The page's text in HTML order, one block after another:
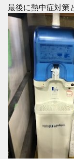
最後に熱中症対策